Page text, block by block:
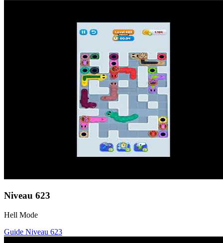
Niveau 623
Hell Mode
Guide Niveau 623